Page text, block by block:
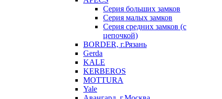
Серия больших замков
Серия малых замков
Серия средних замков (с
цепочкой)
BORDER, г.Рязань
Gerda
KALE
KERBEROS
MOTTURA
Yale